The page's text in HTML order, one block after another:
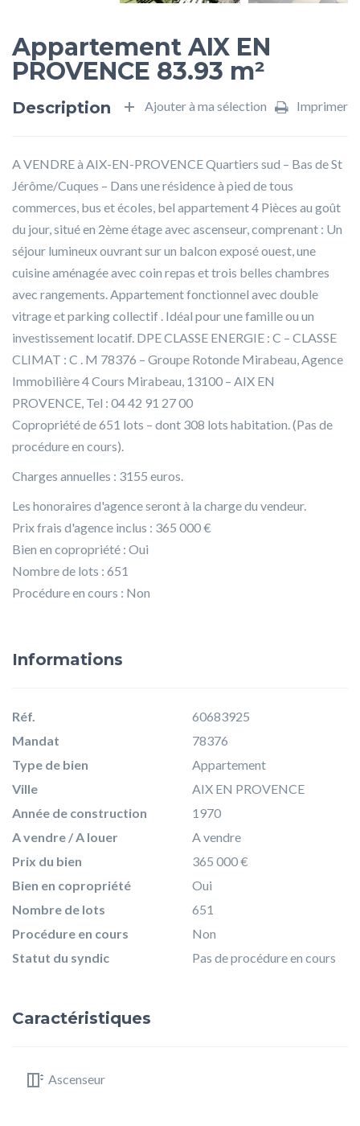
Appartement AIX EN
PROVENCE 83.93 m²
Description Imprimer
Ajouter à ma sélection
A VENDRE à AIX-EN-PROVENCE Quartiers sud – Bas de St
Jérôme/Cuques – Dans une résidence à pied de tous
commerces, bus et écoles, bel appartement 4 Pièces au goût
du jour, situé en 2ème étage avec ascenseur, comprenant : Un
séjour lumineux ouvrant sur un balcon exposé ouest, une
cuisine aménagée avec coin repas et trois belles chambres
avec rangements. Appartement fonctionnel avec double
vitrage et parking collectif . Idéal pour une famille ou un
investissement locatif. DPE CLASSE ENERGIE : C – CLASSE
CLIMAT : C . M 78376 – Groupe Rotonde Mirabeau, Agence
Immobilière 4 Cours Mirabeau, 13100 – AIX EN
PROVENCE, Tel : 04 42 91 27 00
Copropriété de 651 lots – dont 308 lots habitation. (Pas de
procédure en cours).
Charges annuelles : 3155 euros.
Les honoraires d'agence seront à la charge du vendeur.
Prix frais d'agence inclus : 365 000 €
Bien en copropriété : Oui
Nombre de lots : 651
Procédure en cours : Non
Informations
Réf.
60683925
Mandat
78376
Type de bien
Appartement
Ville
AIX EN PROVENCE
Année de construction
1970
A vendre / A louer
A vendre
Prix du bien
365 000 €
Bien en copropriété
Oui
Nombre de lots
651
Procédure en cours
Non
Statut du syndic
Pas de procédure en cours
Caractéristiques
Ascenseur